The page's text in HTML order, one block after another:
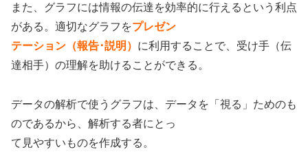
また、グラフには情報の伝達を効率的に行えるという利点
がある。適切なグラフをプレゼン
テーション（報告･説明） に利用することで、受け手（伝
達相手）の理解を助けることができる。
データの解析で使うグラフは、データを「視る」ためのも
のであるから、解析する者にとっ
て見やすいものを作成する。